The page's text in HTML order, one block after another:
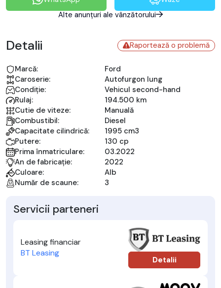
Alte anunțuri ale vânzătorului
Detalii Raportează o problemă
Marcă:
Ford
Caroserie:
Autofurgon lung
Condiție:
Vehicul second-hand
Rulaj:
194.500 km
Cutie de viteze:
Manuală
Combustibil:
Diesel
Capacitate cilindrică:
1995 cm3
Putere:
130 cp
Prima înmatriculare:
03.2022
An de fabricație:
2022
Culoare:
Alb
Număr de scaune:
3
Servicii parteneri
Leasing financiar
BT Leasing
Detalii